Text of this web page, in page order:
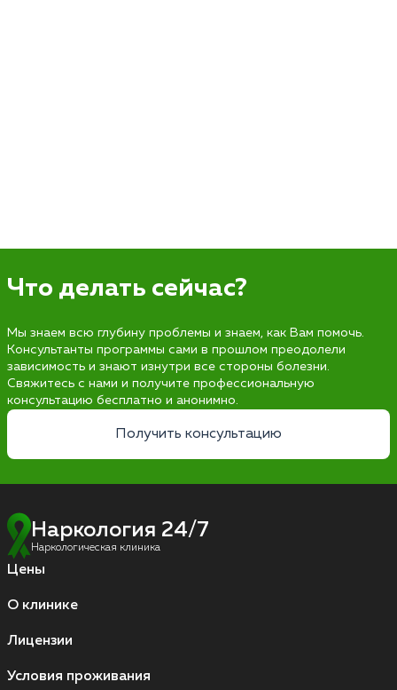
Что делать сейчас?
Мы знаем всю глубину проблемы и знаем, как Вам помочь.
Консультанты программы сами в прошлом преодолели
зависимость и знают изнутри все стороны болезни.
Свяжитесь с нами и получите профессиональную
консультацию бесплатно и анонимно.
Получить консультацию
Наркология 24/7
Наркологическая клиника
Цены
О клинике
Лицензии
Условия проживания